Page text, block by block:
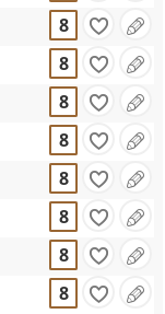
8
8
8
8
8
8
8
8